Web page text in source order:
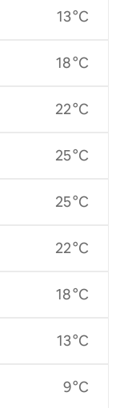
13 °C
18 °C
22 °C
25 °C
25 °C
22 °C
18 °C
13 °C
9 °C